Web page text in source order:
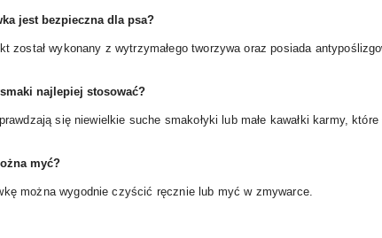
jest bezpieczna dla psa?
został wykonany z wytrzymałego tworzywa oraz posiada
najlepiej stosować?
się niewielkie suche smakołyki lub małe kawałki karmy,
myć?
można wygodnie czyścić ręcznie lub myć w zmywarce.